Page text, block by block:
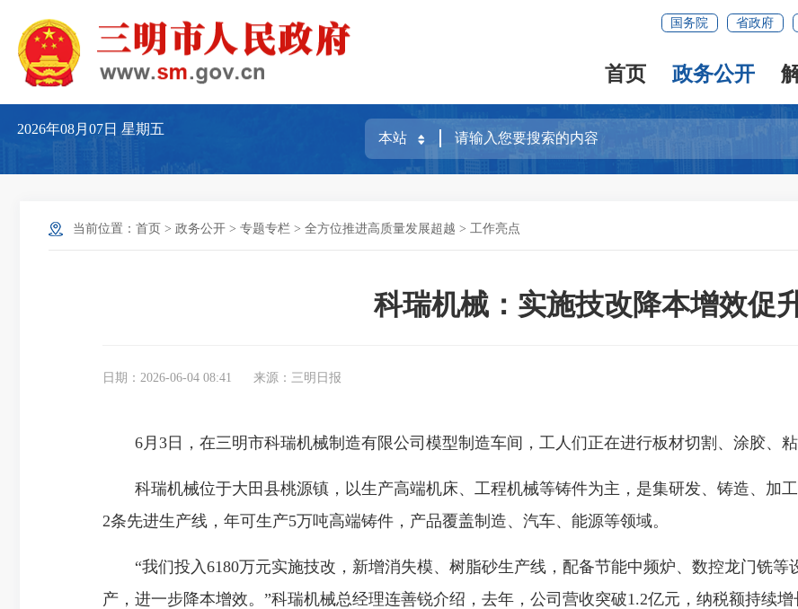
国务院 省政府
首页 政务公开
2026年08月07日星期五
当前位置： 首页 > 政务公开 > 专题专栏 > 全方位推进高质量发展超越 > 工作亮点
科瑞机械：实施技改降本增效促
日期：2026-06-04 08:41 来源：三明日报
6月3日，在三明市科瑞机械制造有限公司模型制造车间，工人们正在进行板材切割、涂胶、粘
科瑞机械位于大田县桃源镇，以生产高端机床、工程机械等铸件为主，是集研发、铸造、加
2条先进生产线，年可生产5万吨高端铸件，产品覆盖制造、汽车、能源等领域。
“我们投入6180万元实施技改，新增消失模、树脂砂生产线，配备节能中频炉、数控龙门铣等
产，进一步降本增效。”科瑞机械总经理连善锐介绍，去年，公司营收突破1.2亿元，纳税额持续增